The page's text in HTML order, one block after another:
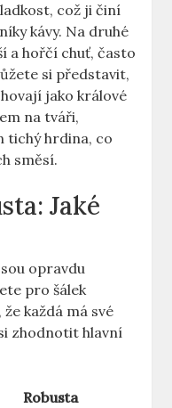
což ji činí
kávy. Na druhé
a hořčí chuť, často
si představit,
jako králové
na tváři,
tichý hrdina, co
směsí.
Jaké
opravdu
pro šálek
každá má své
zhodnotit hlavní
Robusta